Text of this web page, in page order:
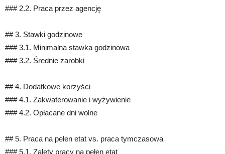
### 2.2. Praca przez agencję
## 3. Stawki godzinowe
### 3.1. Minimalna stawka godzinowa
### 3.2. Średnie zarobki
## 4. Dodatkowe korzyści
### 4.1. Zakwaterowanie i wyżywienie
### 4.2. Opłacane dni wolne
## 5. Praca na pełen etat vs. praca tymczasowa
### 5.1. Zalety pracy na pełen etat